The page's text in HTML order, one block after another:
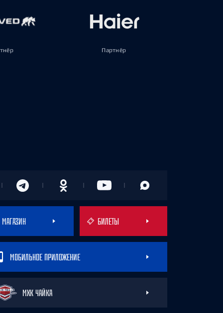
Партнёр
МАГАЗИН БИЛЕТЫ
МОБИЛЬНОЕ ПРИЛОЖЕНИЕ
МХК ЧАЙКА